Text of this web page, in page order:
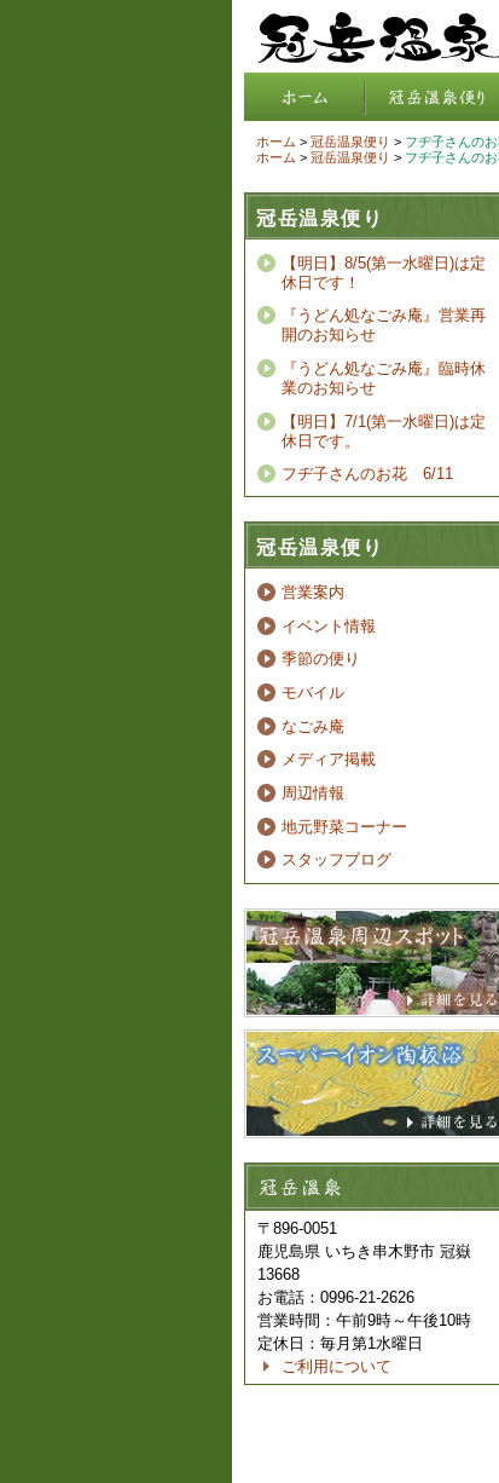
ホーム > 冠岳温泉便り > フヂ子さんの
ホーム > 冠岳温泉便り > フヂ子さんの
冠岳温泉便り
【明日】8/5(第一水曜日)は定
休日です！
『うどん処なごみ庵』営業再
開のお知らせ
『うどん処なごみ庵』臨時休
業のお知らせ
【明日】7/1(第一水曜日)は定
休日です。
フヂ子さんのお花 6/11
冠岳温泉便り
営業案内
イベント情報
季節の便り
モバイル
なごみ庵
メディア掲載
周辺情報
地元野菜コーナー
スタッフブログ
〒896-0051
鹿児島県 いちき串木野市 冠嶽
13668
お電話：0996-21-2626
営業時間：午前9時～午後10時
定休日：毎月第1水曜日
ご利用について